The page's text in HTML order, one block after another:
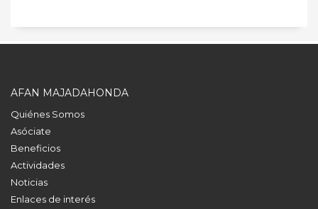
AFAN MAJADAHONDA
Quiénes Somos
Asóciate
Beneficios
Actividades
Noticias
Enlaces de interés